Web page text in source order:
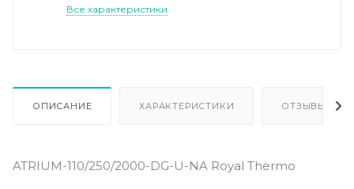
Все характеристики
ОПИСАНИЕ ХАРАКТЕРИСТИКИ ОТЗЫВЫ
ATRIUM-110/250/2000-DG-U-NA Royal Thermo